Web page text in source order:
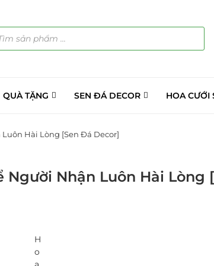
QUÀ TẶNG SEN ĐÁ DECOR HOA CƯỚI
Hài Lòng [Sen Đá Decor]
Người Nhận Luôn Hài Lòng
H
o